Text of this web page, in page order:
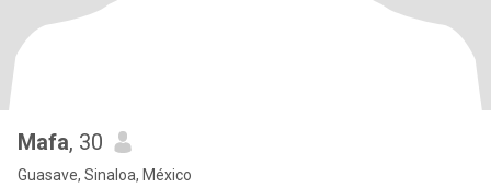
Mafa, 30
Guasave, Sinaloa, México